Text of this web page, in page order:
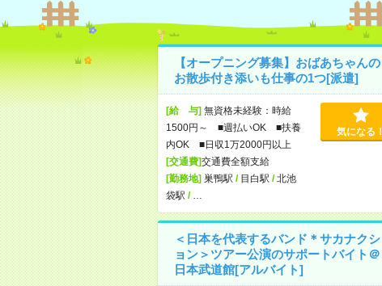
【オープニング募集】おばあちゃんの
お散歩付き添いも仕事の1つ[派遣]
[給 与]無資格未経験：時給
1500円～ ■週払いOK ■扶養
内OK ■日収1万2000円以上
[交通費]交通費全額支給
[勤務地]巣鴨駅 / 目白駅 /北池
袋駅 /
気になる！
＜日本を代表するバンド＊サカナクシ
ョン＞ツアー公演のサポートバイト＠
日本武道館[アルバイト]